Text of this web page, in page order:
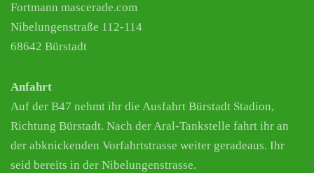
Fortmann mascerade.com
Nibelungenstraße 112-114
68642 Bürstadt
Anfahrt
Auf der B47 nehmt ihr die Ausfahrt Bürstadt Stadion,
Richtung Bürstadt. Nach der Aral-Tankstelle fahrt ihr an
der abknickenden Vorfahrtstrasse weiter geradeaus. Ihr
seid bereits in der Nibelungenstrasse.